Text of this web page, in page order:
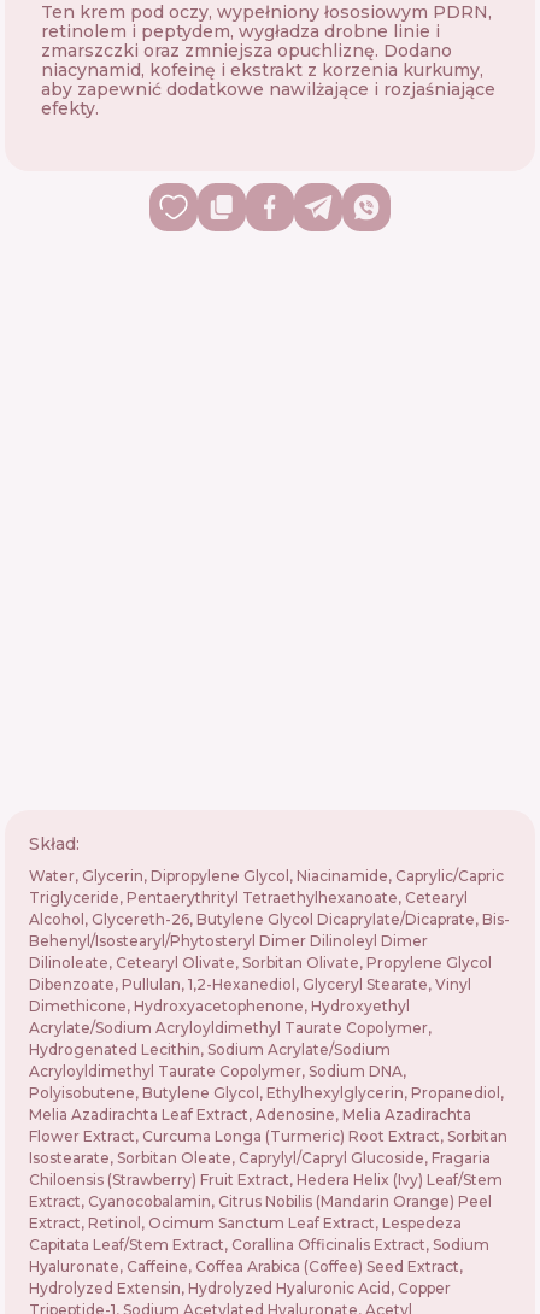
Ten krem ​​pod oczy, wypełniony łososiowym PDRN,
retinolem i peptydem, wygładza drobne linie i
zmarszczki oraz zmniejsza opuchliznę. Dodano
niacynamid, kofeinę i ekstrakt z korzenia kurkumy,
aby zapewnić dodatkowe nawilżające i rozjaśniające
efekty.
Skład:
Water, Glycerin, Dipropylene Glycol, Niacinamide, Caprylic/Capric
Triglyceride, Pentaerythrityl Tetraethylhexanoate, Cetearyl
Alcohol, Glycereth-26, Butylene Glycol Dicaprylate/Dicaprate, Bis-
Behenyl/Isostearyl/Phytosteryl Dimer Dilinoleyl Dimer
Dilinoleate, Cetearyl Olivate, Sorbitan Olivate, Propylene Glycol
Dibenzoate, Pullulan, 1,2-Hexanediol, Glyceryl Stearate, Vinyl
Dimethicone, Hydroxyacetophenone, Hydroxyethyl
Acrylate/Sodium Acryloyldimethyl Taurate Copolymer,
Hydrogenated Lecithin, Sodium Acrylate/Sodium
Acryloyldimethyl Taurate Copolymer, Sodium DNA,
Polyisobutene, Butylene Glycol, Ethylhexylglycerin, Propanediol,
Melia Azadirachta Leaf Extract, Adenosine, Melia Azadirachta
Flower Extract, Curcuma Longa (Turmeric) Root Extract, Sorbitan
Isostearate, Sorbitan Oleate, Caprylyl/Capryl Glucoside, Fragaria
Chiloensis (Strawberry) Fruit Extract, Hedera Helix (Ivy) Leaf/Stem
Extract, Cyanocobalamin, Citrus Nobilis (Mandarin Orange) Peel
Extract, Retinol, Ocimum Sanctum Leaf Extract, Lespedeza
Capitata Leaf/Stem Extract, Corallina Officinalis Extract, Sodium
Hyaluronate, Caffeine, Coffea Arabica (Coffee) Seed Extract,
Hydrolyzed Extensin, Hydrolyzed Hyaluronic Acid, Copper
Tripeptide-1, Sodium Acetylated Hyaluronate, Acetyl